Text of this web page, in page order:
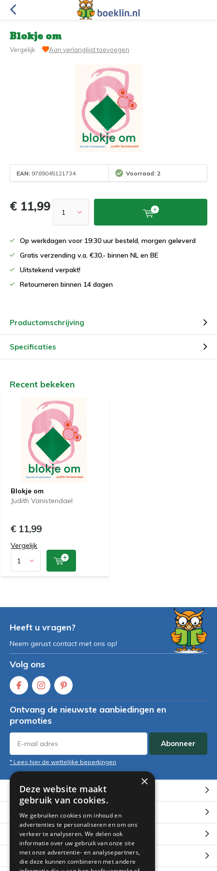
Blokje om
Vergelijk Aan verlanglijst toevoegen
EAN: 9789045121734 Voorraad: 2
€ 11,99
Op werkdagen voor 19:30 uur besteld, morgen geleverd
Gratis verzending v.a. €30,- binnen NL en BE
Uitstekend verpakt!
Retourneren binnen 14 dagen
Productomschrijving
Specificaties
Recent bekeken
Blokje om
Judith Vanistendael
€ 11,99
Vergelijk
Heeft u vragen?
Neem gerust contact met ons op!
Volg ons
Ontvang de nieuwste aanbiedingen en
promoties
Abonneer
* Lees hier de wettelijke beperkingen
Klantenservice
Mijn account
Categorieën
Contact
×
Deze website maakt
gebruik van cookies.
We gebruiken cookies om inhoud en
advertenties te personaliseren en om ons
verkeer te analyseren. We delen ook
informatie over uw gebruik van onze site
met onze advertentie- en analysepartners,
die deze kunnen combineren met andere